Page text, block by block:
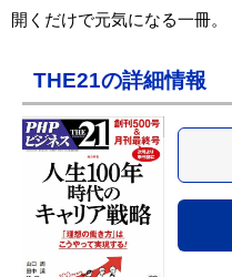
開くだけで元気になる一冊。
THE21の詳細情報